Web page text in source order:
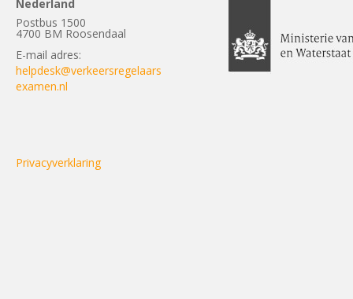
Nederland
Postbus 1500
4700 BM Roosendaal
E-mail adres:
helpdesk@verkeersregelaars
examen.nl
Privacyverklaring